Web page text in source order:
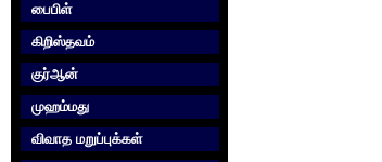
பைபிள்
கிறிஸ்தவம்
குர்‍ஆன்
முஹம்மது
விவாத மறுப்புக்கள்